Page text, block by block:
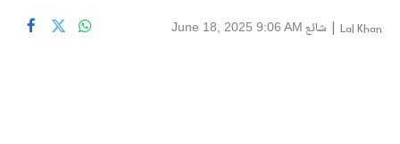
Lal Khan
| شائع June 18, 2025 9:06 AM